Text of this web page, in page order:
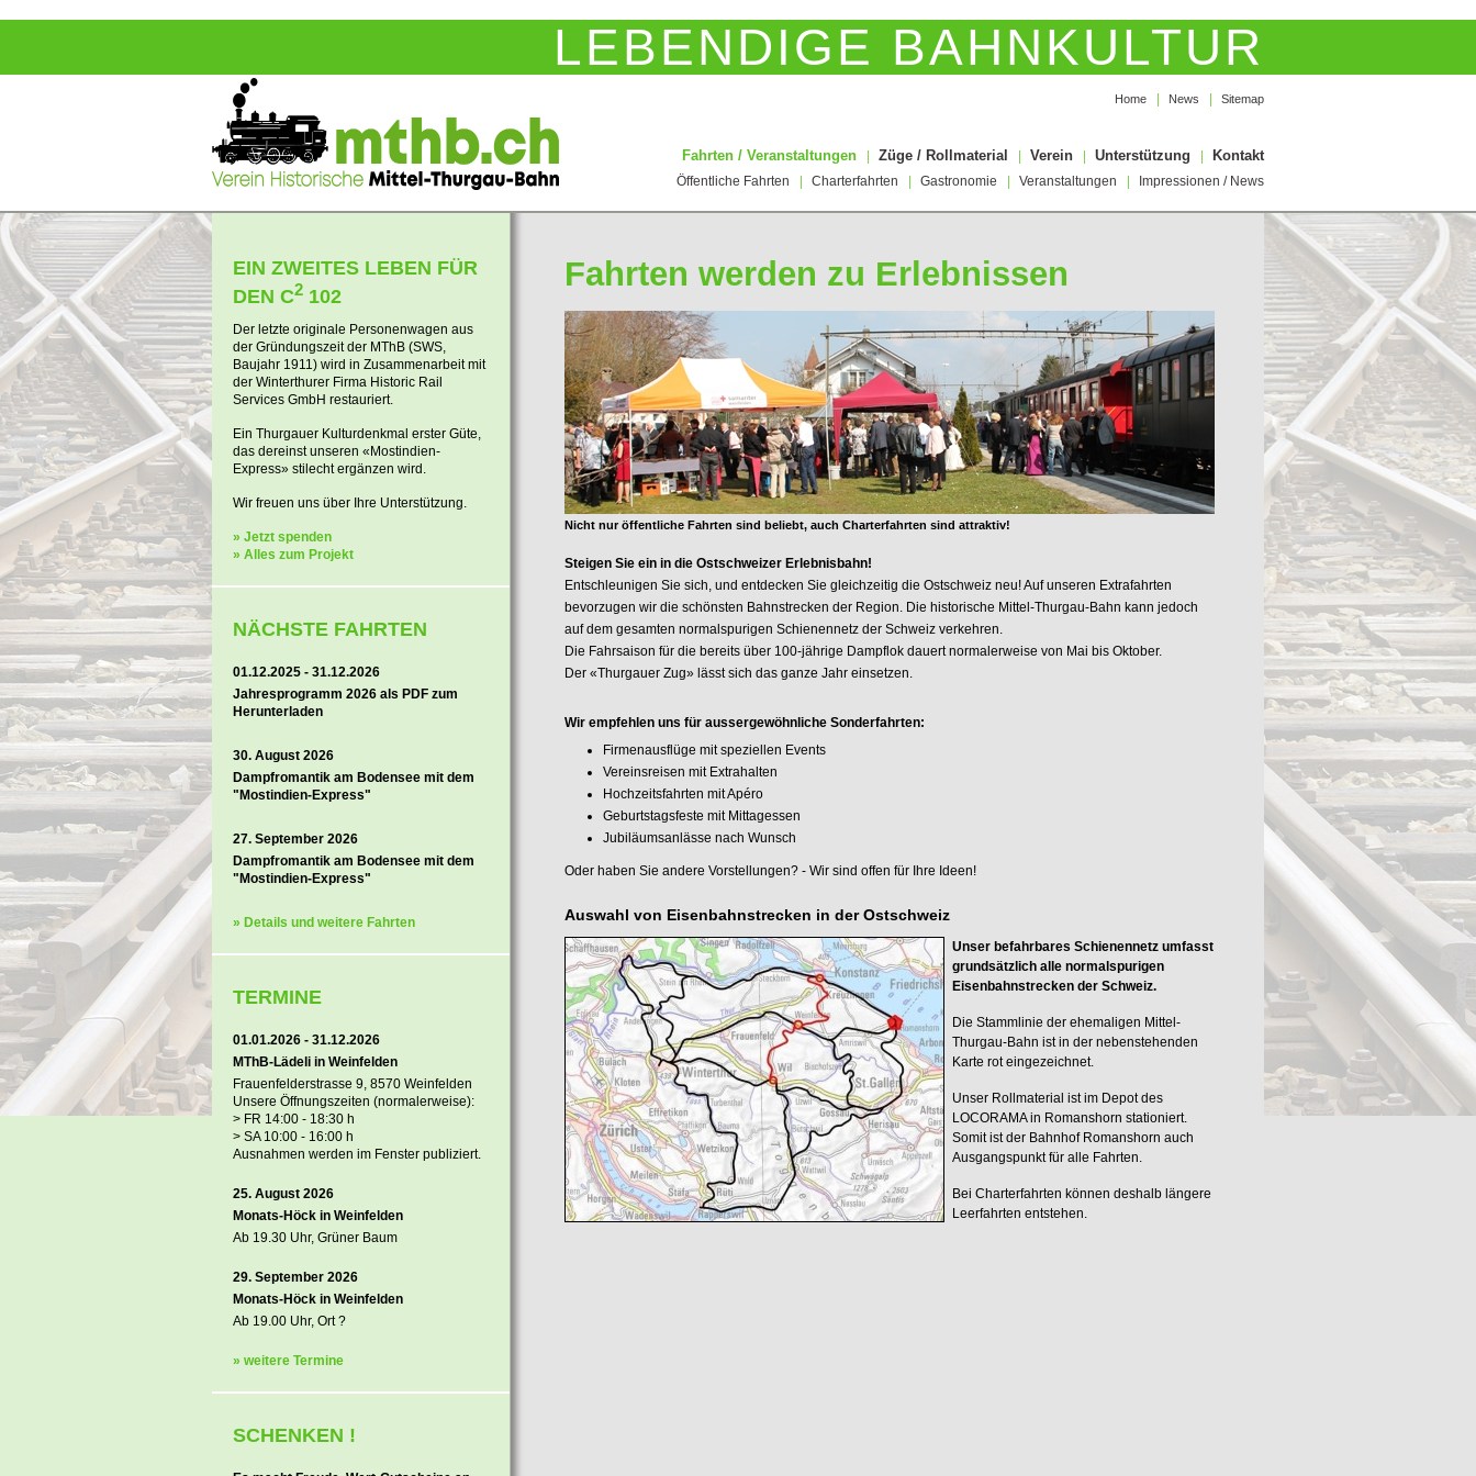
LEBENDIGE BAHNKULTUR
Home News Sitemap
Fahrten / Veranstaltungen Züge / Rollmaterial Verein Unterstützung Kontakt
Öffentliche Fahrten Charterfahrten Gastronomie Veranstaltungen Impressionen / News
EIN ZWEITES LEBEN FÜR
DEN C2 102
Der letzte originale Personenwagen aus
der Gründungszeit der MThB (SWS,
Baujahr 1911) wird in Zusammenarbeit mit
der Winterthurer Firma Historic Rail
Services GmbH restauriert.
Ein Thurgauer Kulturdenkmal erster Güte,
das dereinst unseren «Mostindien-
Express» stilecht ergänzen wird.
Wir freuen uns über Ihre Unterstützung.
» Jetzt spenden
» Alles zum Projekt
NÄCHSTE FAHRTEN
01.12.2025 - 31.12.2026
Jahresprogramm 2026 als PDF zum
Herunterladen
30. August 2026
Dampfromantik am Bodensee mit dem
"Mostindien-Express"
27. September 2026
Dampfromantik am Bodensee mit dem
"Mostindien-Express"
» Details und weitere Fahrten
TERMINE
01.01.2026 - 31.12.2026
MThB-Lädeli in Weinfelden
Frauenfelderstrasse 9, 8570 Weinfelden
Unsere Öffnungszeiten (normalerweise):
> FR 14:00 - 18:30 h
> SA 10:00 - 16:00 h
Ausnahmen werden im Fenster publiziert.
25. August 2026
Monats-Höck in Weinfelden
Ab 19.30 Uhr, Grüner Baum
29. September 2026
Monats-Höck in Weinfelden
Ab 19.00 Uhr, Ort ?
» weitere Termine
SCHENKEN !
Fahrten werden zu Erlebnissen
Nicht nur öffentliche Fahrten sind beliebt, auch Charterfahrten sind attraktiv!
Steigen Sie ein in die Ostschweizer Erlebnisbahn!
Entschleunigen Sie sich, und entdecken Sie gleichzeitig die Ostschweiz neu! Auf unseren Extrafahrten
bevorzugen wir die schönsten Bahnstrecken der Region. Die historische Mittel-Thurgau-Bahn kann jedoch
auf dem gesamten normalspurigen Schienennetz der Schweiz verkehren.
Die Fahrsaison für die bereits über 100-jährige Dampflok dauert normalerweise von Mai bis Oktober.
Der «Thurgauer Zug» lässt sich das ganze Jahr einsetzen.
Wir empfehlen uns für aussergewöhnliche Sonderfahrten:
Firmenausflüge mit speziellen Events
Vereinsreisen mit Extrahalten
Hochzeitsfahrten mit Apéro
Geburtstagsfeste mit Mittagessen
Jubiläumsanlässe nach Wunsch
Oder haben Sie andere Vorstellungen? - Wir sind offen für Ihre Ideen!
Auswahl von Eisenbahnstrecken in der Ostschweiz
Unser befahrbares Schienennetz umfasst
grundsätzlich alle normalspurigen
Eisenbahnstrecken der Schweiz.
Die Stammlinie der ehemaligen Mittel-
Thurgau-Bahn ist in der nebenstehenden
Karte rot eingezeichnet.
Unser Rollmaterial ist im Depot des
LOCORAMA in Romanshorn stationiert.
Somit ist der Bahnhof Romanshorn auch
Ausgangspunkt für alle Fahrten.
Bei Charterfahrten können deshalb längere
Leerfahrten entstehen.